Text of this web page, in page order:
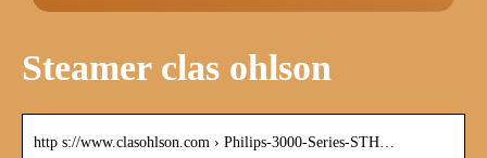
Steamer clas ohlson
http s://www.clasohlson.com › Philips-3000-Series-STH…